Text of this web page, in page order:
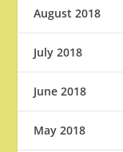
August 2018
July 2018
June 2018
May 2018